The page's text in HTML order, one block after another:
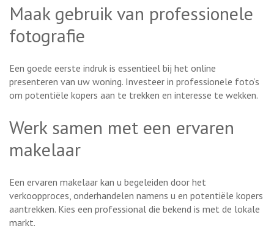
Maak gebruik van professionele
fotografie
Een goede eerste indruk is essentieel bij het online
presenteren van uw woning. Investeer in professionele foto’s
om potentiële kopers aan te trekken en interesse te wekken.
Werk samen met een ervaren
makelaar
Een ervaren makelaar kan u begeleiden door het
verkoopproces, onderhandelen namens u en potentiële kopers
aantrekken. Kies een professional die bekend is met de lokale
markt.